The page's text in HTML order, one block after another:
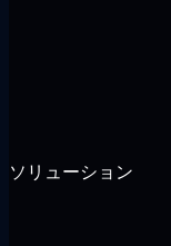
ソリューション